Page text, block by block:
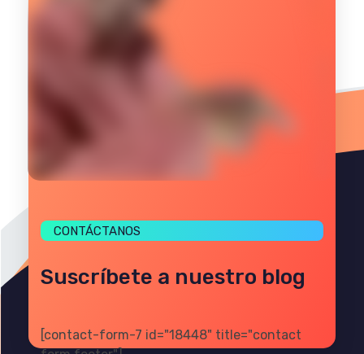
CONTÁCTANOS
Suscríbete a nuestro blog
[contact-form-7 id="18448" title="contact